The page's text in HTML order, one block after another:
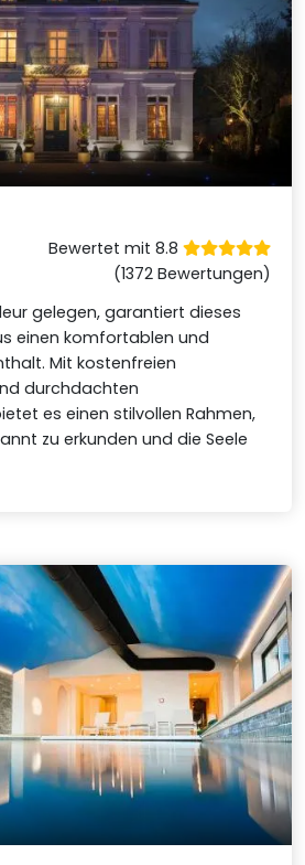
Bewertet mit 8.8
(1372 Bewertungen)
gelegen, garantiert dieses
einen komfortablen und
Mit kostenfreien
durchdachten
es einen stilvollen Rahmen,
zu erkunden und die Seele